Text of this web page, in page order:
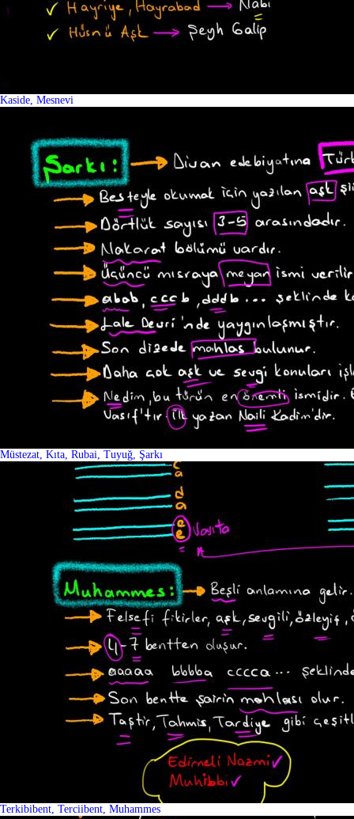
Kaside, Mesnevi
Müstezat, Kıta, Rubai, Tuyuğ, Şarkı
Terkibibent, Terciibent, Muhammes